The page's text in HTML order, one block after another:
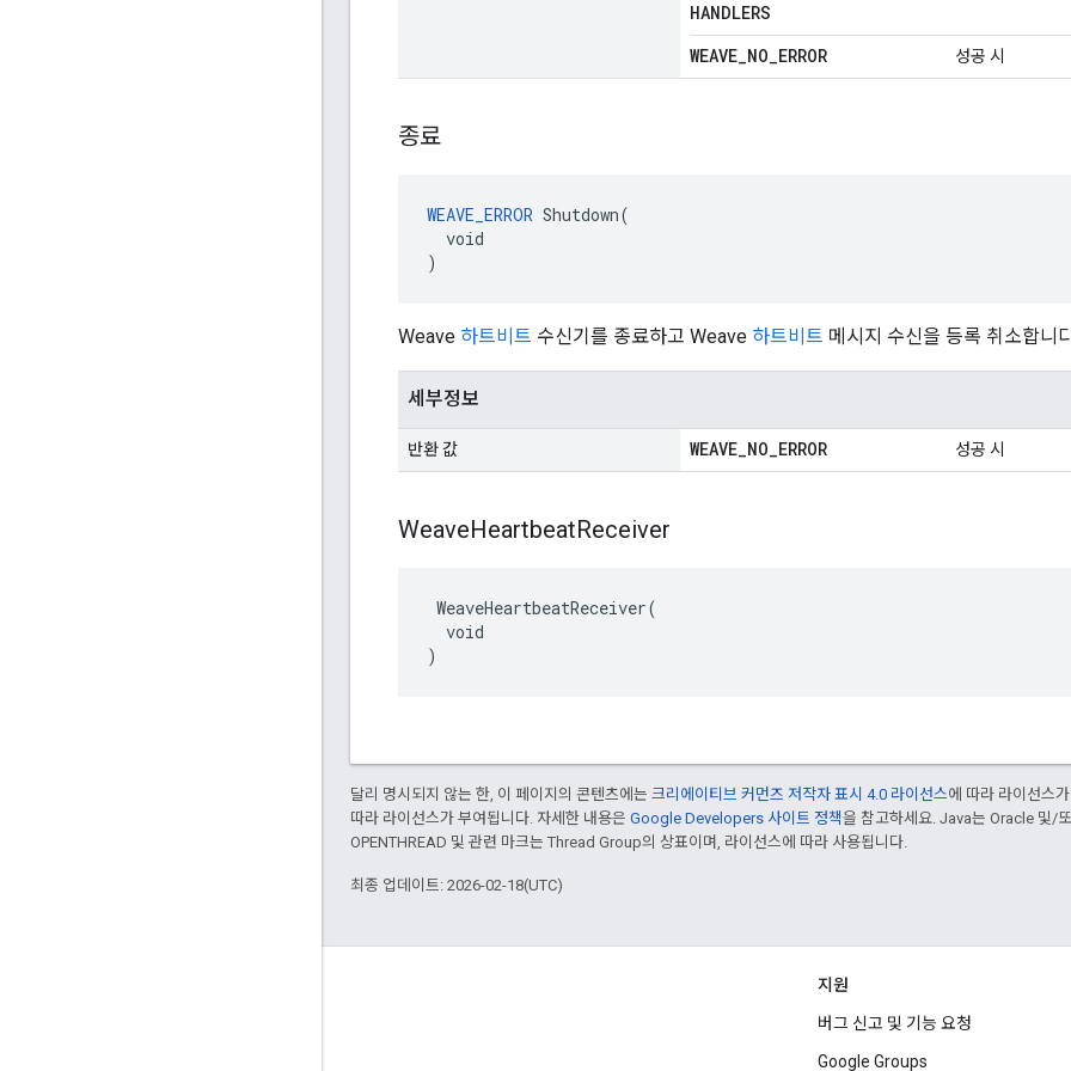
HANDLERS
WEAVE_NO_ERROR 성공 시
종료
WEAVE_ERROR Shutdown(
  void
)
Weave 하트비트 수신기를 종료하고 Weave 하트비트 메시지 수신을 등록 취소합니
세부정보
반환 값 WEAVE_NO_ERROR 성공 시
WeaveHeartbeatReceiver
WeaveHeartbeatReceiver(
  void
)
달리 명시되지 않는 한, 이 페이지의 콘텐츠에는 크리에이티브 커먼즈 저작자 표시 4.0 라이선스에 따라 라이선스
따라 라이선스가 부여됩니다. 자세한 내용은 Google Developers 사이트 정책을 참고하세요. Java는 Oracle 및/
OPENTHREAD 및 관련 마크는 Thread Group의 상표이며, 라이선스에 따라 사용됩니다.
최종 업데이트: 2026-02-18(UTC)
지원
버그 신고 및 기능 요청
Google Groups